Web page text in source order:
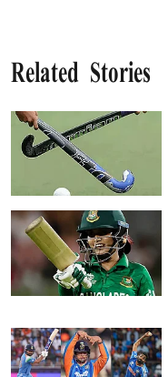
Related Stories